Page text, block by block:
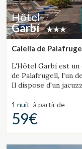
Hôtel
Garbí
Calella de
L'Hôtel Garbí est un
de Palafrugell, l'un
Il dispose d'un
1 nuit à partir de
59€